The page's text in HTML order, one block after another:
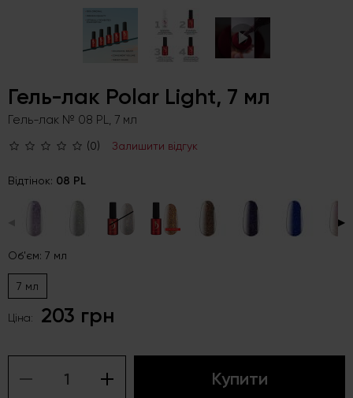
Гель-лак Polar Light, 7 мл
Гель-лак № 08 PL, 7 мл
(0) Залишити відгук
Відтінок: 08 PL
▶
Об'єм: 7 мл
7 мл
Ціна: 203 грн
Купити